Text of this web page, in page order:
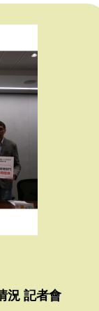
況 記者會